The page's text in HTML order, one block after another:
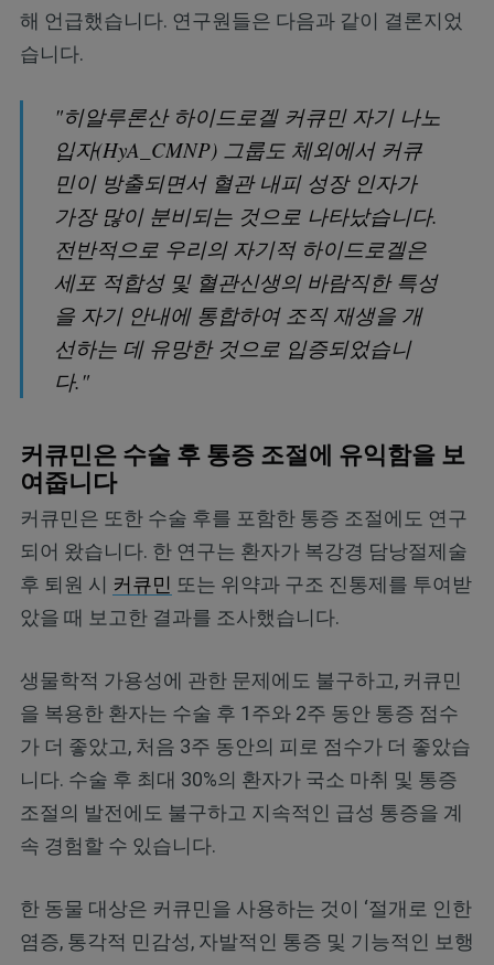
해 언급했습니다. 연구원들은 다음과 같이 결론지었
습니다.
"히알루론산 하이드로겔 커큐민 자기 나노
입자(HyA_CMNP) 그룹도 체외에서 커큐
민이 방출되면서 혈관 내피 성장 인자가
가장 많이 분비되는 것으로 나타났습니다.
전반적으로 우리의 자기적 하이드로겔은
세포 적합성 및 혈관신생의 바람직한 특성
을 자기 안내에 통합하여 조직 재생을 개
선하는 데 유망한 것으로 입증되었습니
다."
커큐민은 수술 후 통증 조절에 유익함을 보
여줍니다
커큐민은 또한 수술 후를 포함한 통증 조절에도 연구
되어 왔습니다. 한 연구는 환자가 복강경 담낭절제술
후 퇴원 시 커큐민 또는 위약과 구조 진통제를 투여받
았을 때 보고한 결과를 조사했습니다.
생물학적 가용성에 관한 문제에도 불구하고, 커큐민
을 복용한 환자는 수술 후 1주와 2주 동안 통증 점수
가 더 좋았고, 처음 3주 동안의 피로 점수가 더 좋았습
니다. 수술 후 최대 30%의 환자가 국소 마취 및 통증
조절의 발전에도 불구하고 지속적인 급성 통증을 계
속 경험할 수 있습니다.
한 동물 대상은 커큐민을 사용하는 것이 ‘절개로 인한
염증, 통각적 민감성, 자발적인 통증 및 기능적인 보행